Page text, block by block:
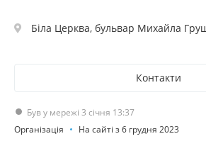
Біла Церква, бульвар Михайла
Контакти
Був у мережі 3 січня 13:37
Організація
На сайті з 6 грудня 2023